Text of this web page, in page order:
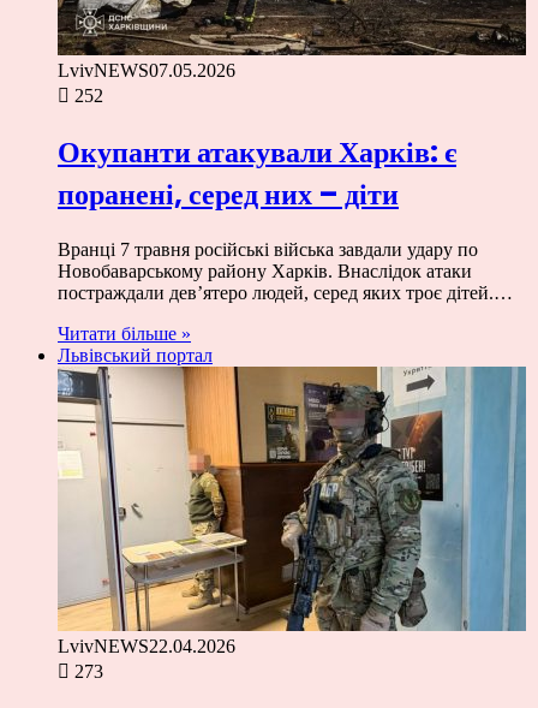
LvivNEWS07.05.2026
252
Окупанти атакували Харків: є
поранені, серед них – діти
Вранці 7 травня російські війська завдали удару по
Новобаварському району Харків. Внаслідок атаки
постраждали дев’ятеро людей, серед яких троє дітей.…
Читати більше »
Львівський портал
LvivNEWS22.04.2026
273